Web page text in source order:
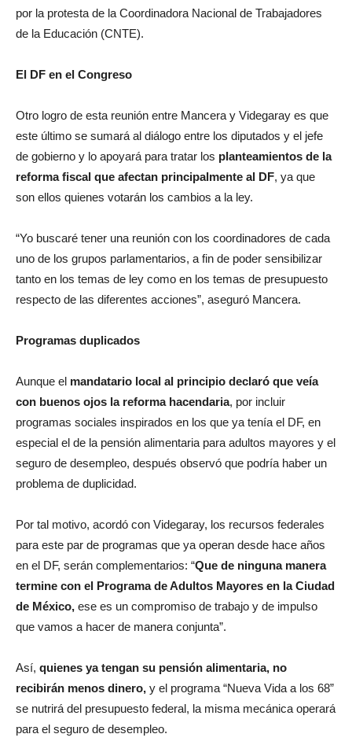
por la protesta de la Coordinadora Nacional de Trabajadores
de la Educación (CNTE).
El DF en el Congreso
Otro logro de esta reunión entre Mancera y Videgaray es que
este último se sumará al diálogo entre los diputados y el jefe
de gobierno y lo apoyará para tratar los planteamientos de la
reforma fiscal que afectan principalmente al DF, ya que
son ellos quienes votarán los cambios a la ley.
“Yo buscaré tener una reunión con los coordinadores de cada
uno de los grupos parlamentarios, a fin de poder sensibilizar
tanto en los temas de ley como en los temas de presupuesto
respecto de las diferentes acciones”, aseguró Mancera.
Programas duplicados
Aunque el mandatario local al principio declaró que veía
con buenos ojos la reforma hacendaria, por incluir
programas sociales inspirados en los que ya tenía el DF, en
especial el de la pensión alimentaria para adultos mayores y el
seguro de desempleo, después observó que podría haber un
problema de duplicidad.
Por tal motivo, acordó con Videgaray, los recursos federales
para este par de programas que ya operan desde hace años
en el DF, serán complementarios: “Que de ninguna manera
termine con el Programa de Adultos Mayores en la Ciudad
de México, ese es un compromiso de trabajo y de impulso
que vamos a hacer de manera conjunta”.
Así, quienes ya tengan su pensión alimentaria, no
recibirán menos dinero, y el programa “Nueva Vida a los 68”
se nutrirá del presupuesto federal, la misma mecánica operará
para el seguro de desempleo.